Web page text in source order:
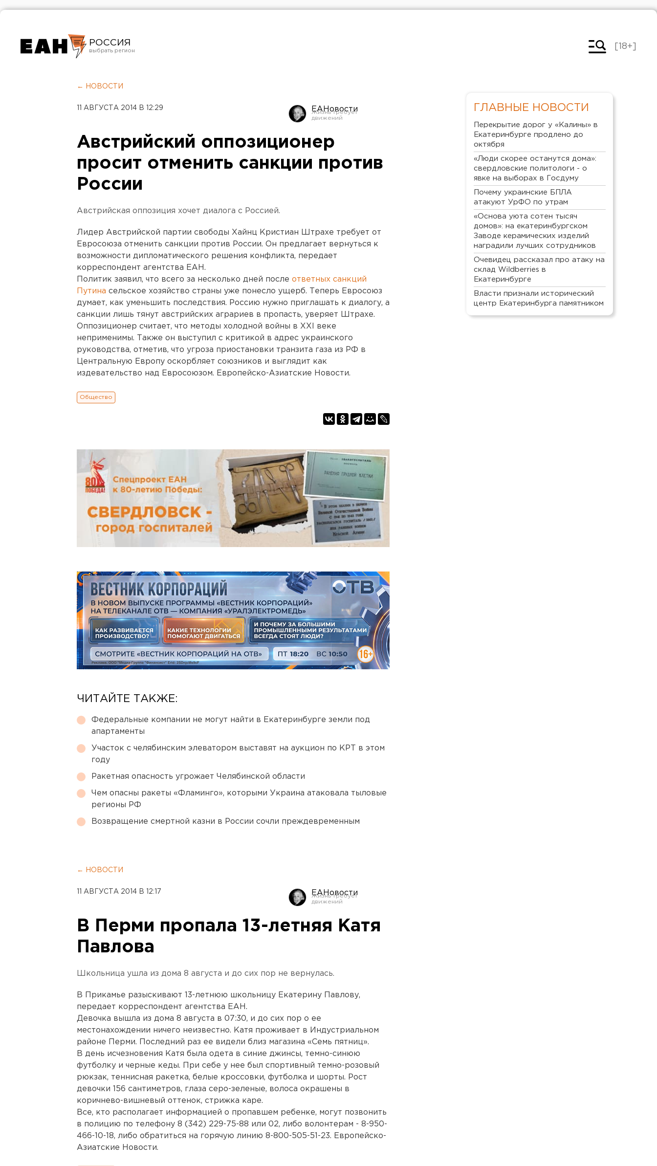
РОССИЯ
Челябинск
[18+]
← НОВОСТИ
11 АВГУСТА 2014 В 12:29 ЕАНовости
Австрийский оппозиционер
просит отменить санкции против
России
Австрийская оппозиция хочет диалога с Россией.
Лидер Австрийской партии свободы Хайнц Кристиан Штрахе требует от
Евросоюза отменить санкции против России. Он предлагает вернуться к
возможности дипломатического решения конфликта, передает
корреспондент агентства ЕАН.
Политик заявил, что всего за несколько дней после ответных санкций
Путина сельское хозяйство страны уже понесло ущерб. Теперь Евросоюз
думает, как уменьшить последствия. Россию нужно приглашать к диалогу, а
санкции лишь тянут австрийских аграриев в пропасть, уверяет Штрахе.
Оппозиционер считает, что методы холодной войны в XXI веке
неприменимы. Также он выступил с критикой в адрес украинского
руководства, отметив, что угроза приостановки транзита газа из РФ в
Центральную Европу оскорбляет союзников и выглядит как
издевательство над Евросоюзом. Европейско-Азиатские Новости.
Общество
ЧИТАЙТЕ ТАКЖЕ:
Федеральные компании не могут найти в Екатеринбурге земли под
апартаменты
Участок с челябинским элеватором выставят на аукцион по КРТ в этом
году
Ракетная опасность угрожает Челябинской области
Чем опасны ракеты «Фламинго», которыми Украина атаковала тыловые
регионы РФ
Возвращение смертной казни в России сочли преждевременным
← НОВОСТИ
11 АВГУСТА 2014 В 12:17 ЕАНовости
В Перми пропала 13-летняя Катя
Павлова
Школьница ушла из дома 8 августа и до сих пор не вернулась.
В Прикамье разыскивают 13-летнюю школьницу Екатерину Павлову,
передает корреспондент агентства ЕАН.
Девочка вышла из дома 8 августа в 07:30, и до сих пор о ее
местонахождении ничего неизвестно. Катя проживает в Индустриальном
районе Перми. Последний раз ее видели близ магазина «Семь пятниц».
В день исчезновения Катя была одета в синие джинсы, темно-синюю
футболку и черные кеды. При себе у нее был спортивный темно-розовый
рюкзак, теннисная ракетка, белые кроссовки, футболка и шорты. Рост
девочки 156 сантиметров, глаза серо-зеленые, волоса окрашены в
коричнево-вишневый оттенок, стрижка каре.
Все, кто располагает информацией о пропавшем ребенке, могут позвонить
в полицию по телефону 8 (342) 229-75-88 или 02, либо волонтерам - 8-950-
466-10-18, либо обратиться на горячую линию 8-800-505-51-23. Европейско-
Азиатские Новости.
ГЛАВНЫЕ НОВОСТИ
Перекрытие дорог у «Калины» в
Екатеринбурге продлено до
октября
«Люди скорее останутся дома»:
свердловские политологи - о
явке на выборах в Госдуму
Почему украинские БПЛА
атакуют УрФО по утрам
«Основа уюта сотен тысяч
домов»: на екатеринбургском
Заводе керамических изделий
наградили лучших сотрудников
Очевидец рассказал про атаку на
склад Wildberries в
Екатеринбурге
Власти признали исторический
центр Екатеринбурга памятником